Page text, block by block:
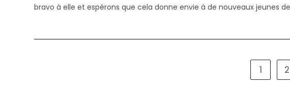
bravo à elle et espérons que cela donne envie à de nouveaux jeunes
1 2